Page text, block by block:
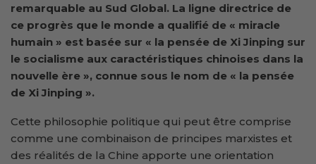
remarquable au Sud Global. La ligne directrice de
ce progrès que le monde a qualifié de « miracle
humain » est basée sur « la pensée de Xi Jinping sur
le socialisme aux caractéristiques chinoises dans la
nouvelle ère », connue sous le nom de « la pensée
de Xi Jinping ».
Cette philosophie politique qui peut être comprise
comme une combinaison de principes marxistes et
des réalités de la Chine apporte une orientation